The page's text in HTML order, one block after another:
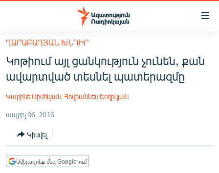
Մատչելիության
հիմնական
բովանդակությանը
Անցնել
հիմնական
մենյուին
ՀԱՅԱՍՏԱՆ
ՔԱՂԱՔԱԿԱՆ
ԸՆՏՐՈՒԹՅՈՒՆՆԵՐ 2026
ԻՐԱՎՈՒՆՔ
ՀԱՍԱՐԱԿՈՒԹՅՈՒՆ
ՏՆՏԵՍՈՒԹՅՈՒՆ
ՂԱՐԱԲԱՂՅԱՆ ԽՆԴԻՐ
Կոթիում այլ ցանկություն չունեն, քան
ավարտված տեսնել պատերազմը
Կարինե Սիմոնյան Հովհաննես Շողիկյան
ապրիլ 06, 2016
Կիսվել
Ավելացրեք մեզ Google-ում